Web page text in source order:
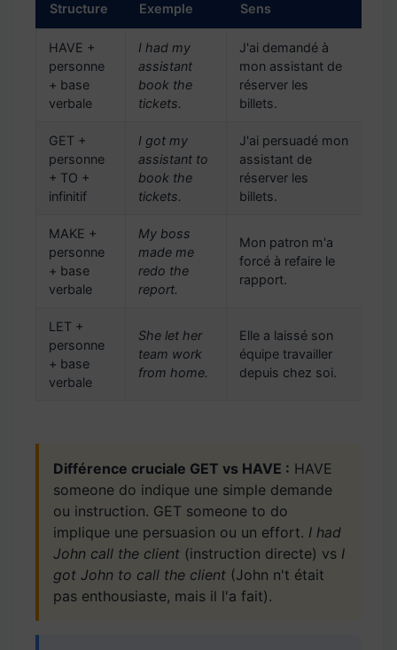
Structure Exemple Sens
HAVE +
personne
+ base
verbale
I had my
assistant
book the
tickets.
J'ai demandé à
mon assistant de
réserver les
billets.
GET +
personne
+ TO +
infinitif
I got my
assistant to
book the
tickets.
J'ai persuadé mon
assistant de
réserver les
billets.
MAKE +
personne
+ base
verbale
My boss
made me
redo the
report.
Mon patron m'a
forcé à refaire le
rapport.
LET +
personne
+ base
verbale
She let her
team work
from home.
Elle a laissé son
équipe travailler
depuis chez soi.
Différence cruciale GET vs HAVE : HAVE
someone do indique une simple demande
ou instruction. GET someone to do
implique une persuasion ou un effort. I had
John call the client (instruction directe) vs I
got John to call the client (John n't était
pas enthousiaste, mais il l'a fait).